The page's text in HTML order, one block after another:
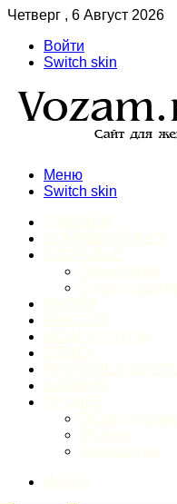
Четверг , 6 Август 2026
Войти
Switch skin
Меню
Switch skin